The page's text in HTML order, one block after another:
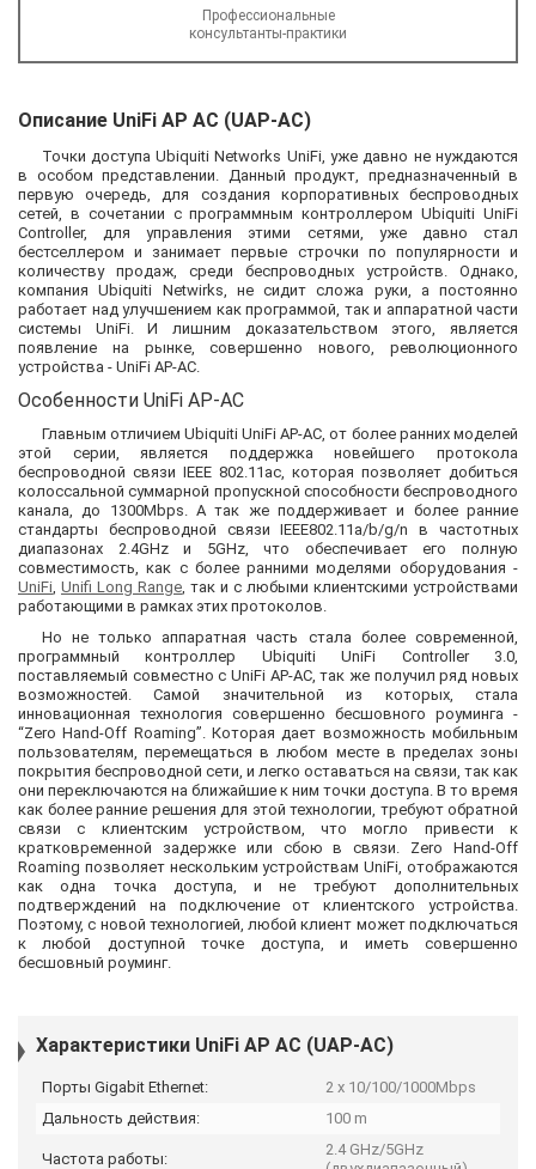
Профессиональные
консультанты-практики
Описание UniFi AP AC (UAP-AC)
Точки доступа Ubiquiti Networks UniFi, уже давно не нуждаются
в особом представлении. Данный продукт, предназначенный в
первую очередь, для создания корпоративных беспроводных
сетей, в сочетании с программным контроллером Ubiquiti UniFi
Controller, для управления этими сетями, уже давно стал
бестселлером и занимает первые строчки по популярности и
количеству продаж, среди беспроводных устройств. Однако,
компания Ubiquiti Netwirks, не сидит сложа руки, а постоянно
работает над улучшением как программой, так и аппаратной части
системы UniFi. И лишним доказательством этого, является
появление на рынке, совершенно нового, революционного
устройства - UniFi AP-AC.
Особенности UniFi AP-AC
Главным отличием Ubiquiti UniFi AP-AC, от более ранних моделей
этой серии, является поддержка новейшего протокола
беспроводной связи IEEE 802.11ac, которая позволяет добиться
колоссальной суммарной пропускной способности беспроводного
канала, до 1300Mbps. А так же поддерживает и более ранние
стандарты беспроводной связи IEEE802.11a/b/g/n в частотных
диапазонах 2.4GHz и 5GHz, что обеспечивает его полную
совместимость, как с более ранними моделями оборудования -
UniFi, Unifi Long Range, так и с любыми клиентскими устройствами
работающими в рамках этих протоколов.
Но не только аппаратная часть стала более современной,
программный контроллер Ubiquiti UniFi Controller 3.0,
поставляемый совместно с UniFi AP-AC, так же получил ряд новых
возможностей. Самой значительной из которых, стала
инновационная технология совершенно бесшовного роуминга -
“Zero Hand-Off Roaming”. Которая дает возможность мобильным
пользователям, перемещаться в любом месте в пределах зоны
покрытия беспроводной сети, и легко оставаться на связи, так как
они переключаются на ближайшие к ним точки доступа. В то время
как более ранние решения для этой технологии, требуют обратной
связи с клиентским устройством, что могло привести к
кратковременной задержке или сбою в связи. Zero Hand-Off
Roaming позволяет нескольким устройствам UniFi, отображаются
как одна точка доступа, и не требуют дополнительных
подтверждений на подключение от клиентского устройства.
Поэтому, с новой технологией, любой клиент может подключаться
к любой доступной точке доступа, и иметь совершенно
бесшовный роуминг.
Характеристики UniFi AP AC (UAP-AC)
Порты Gigabit Ethernet:
2 x 10/100/1000Mbps
Дальность действия:
100 m
Частота работы:
2.4 GHz/5GHz